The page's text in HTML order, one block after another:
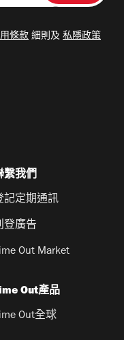
條款 細則及 私隱政策
繫我們
記定期通訊
登廣告
Out Market
Out產品
Out全球